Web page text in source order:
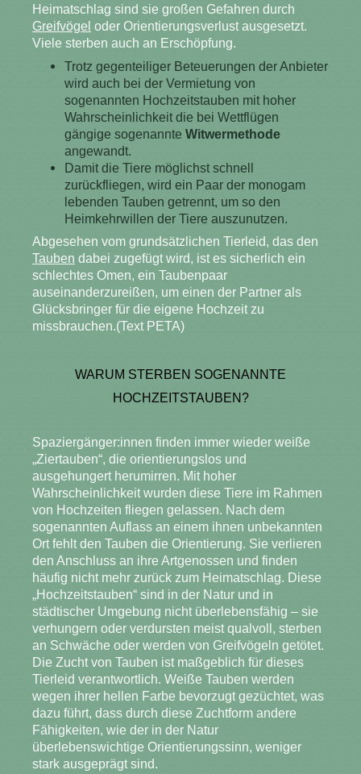
Heimatschlag sind sie großen Gefahren durch
Greifvögel oder Orientierungsverlust ausgesetzt.
Viele sterben auch an Erschöpfung.
Trotz gegenteiliger Beteuerungen der Anbieter
wird auch bei der Vermietung von
sogenannten Hochzeitstauben mit hoher
Wahrscheinlichkeit die bei Wettflügen
gängige sogenannteWitwermethode
angewandt.
Damit die Tiere möglichst schnell
zurückfliegen, wird ein Paar der monogam
lebenden Tauben getrennt, um so den
Heimkehrwillen der Tiere auszunutzen.
Abgesehen vom grundsätzlichen Tierleid, das den
Tauben dabei zugefügt wird, ist es sicherlich ein
schlechtes Omen, ein Taubenpaar
auseinanderzureißen, um einen der Partner als
Glücksbringer für die eigene Hochzeit zu
missbrauchen.(Text PETA)
WARUM STERBEN SOGENANNTE
HOCHZEITSTAUBEN?
Spaziergänger:innen finden immer wieder weiße
„Ziertauben“, die orientierungslos und
ausgehungert herumirren. Mit hoher
Wahrscheinlichkeit wurden diese Tiere im Rahmen
von Hochzeiten fliegen gelassen. Nach dem
sogenannten Auflass an einem ihnen unbekannten
Ort fehlt den Tauben die Orientierung. Sie verlieren
den Anschluss an ihre Artgenossen und finden
häufig nicht mehr zurück zum Heimatschlag. Diese
„Hochzeitstauben“ sind in der Natur und in
städtischer Umgebung nicht überlebensfähig – sie
verhungern oder verdursten meist qualvoll, sterben
an Schwäche oder werden von Greifvögeln getötet.
Die Zucht von Tauben ist maßgeblich für dieses
Tierleid verantwortlich. Weiße Tauben werden
wegen ihrer hellen Farbe bevorzugt gezüchtet, was
dazu führt, dass durch diese Zuchtform andere
Fähigkeiten, wie der in der Natur
überlebenswichtige Orientierungssinn, weniger
stark ausgeprägt sind.